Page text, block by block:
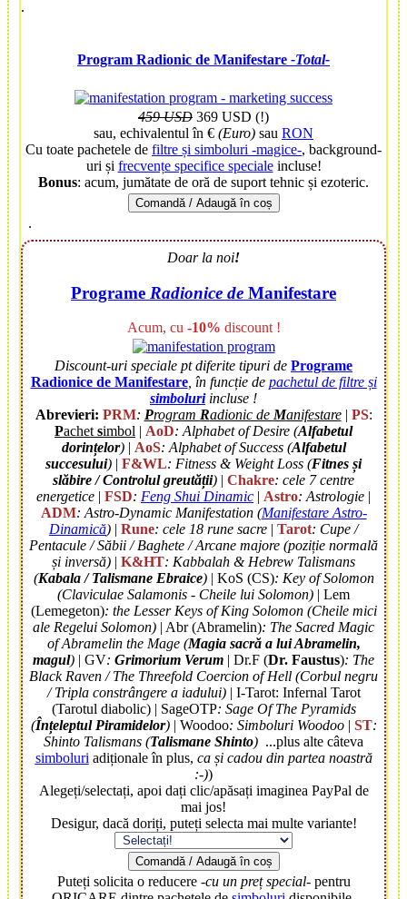
.
Program Radionic de Manifestare -Total-
459 USD 369 USD (!)
sau, echivalentul în € (Euro) sau RON
Cu toate pachetele de filtre și simboluri -magice-, background-
uri și frecvențe specifice specialeincluse!
Bonus: acum, jumătate de oră de suport tehnic și ezoteric.
Comandă / Adaugă în coș
.
Doar la noi!
Programe Radionice de Manifestare
Acum, cu -10% discount !
Discount-uri speciale pt diferite tipuri de Programe
Radionice de Manifestare, în funcție de pachetul de filtre și
simboluriincluse !
Abrevieri: PRM: Program Radionic deManifestare| PS:
Pachetsimbol | AoD: Alphabet of Desire (Alfabetul
dorințelor)| AoS: Alphabet of Success (Alfabetul
succesului) | F&WL: Fitness & Weight Loss (Fitnes și
slăbire / Controlul greutății) | Chakre: cele 7 centre
energetice | FSD: Feng Shui Dinamic | Astro: Astrologie |
ADM: Astro-Dynamic Manifestation (Manifestare Astro-
Dinamică) | Rune: cele 18 rune sacre | Tarot: Cupe /
Pentacule / Săbii / Baghete / Arcane majore (poziție normală
și inversă) | K&HT: Kabbalah & Hebrew Talismans
(Kabala / Talismane Ebraice)| KoS (CS): Key of Solomon
(Claviculae Salamonis - Cheile lui Solomon) | Lem
(Lemegeton): the Lesser Keys of King Solomon (Cheile mici
ale Regelui Solomon) | Abr (Abramelin): The Sacred Magic
of Abramelin the Mage (Magia sacră a lui Abramelin,
magul) | GV: Grimorium Verum | Dr.F (Dr. Faustus): The
Black Raven / The Threefold Coercion of Hell (Corbul negru
/ Tripla constrângere a iadului)| I-Tarot: Infernal Tarot
(Tarotul diabolic) | SageOTP: Sage Of The Pyramids
(Înțeleptul Piramidelor)| Woodoo: Simboluri Woodoo | ST:
Shinto Talismans (Talismane Shinto) ...plus alte câteva
simboluriadiționale în plus, ca și cadou din partea noastră
:-))
Alegeți/selectați, apoi dați clic/apăsați imaginea PayPal de
mai jos!
Desigur, dacă doriți, puteți selecta mai multe variante!
Comandă / Adaugă în coș
Puteți solicita o reducere -cu un preț special-pentru